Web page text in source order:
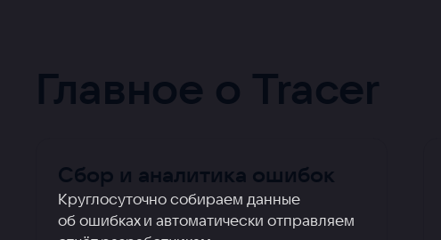
Главное о Tracer
Сбор и аналитика ошибок
Круглосуточно собираем данные
об ошибках и автоматически отправляем